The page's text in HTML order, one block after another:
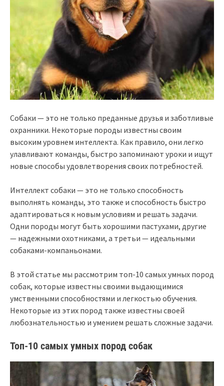
Собаки — это не только преданные друзья и заботливые
охранники. Некоторые породы известны своим
высоким уровнем интеллекта. Как правило, они легко
улавливают команды, быстро запоминают уроки и ищут
новые способы удовлетворения своих потребностей.
Интеллект собаки — это не только способность
выполнять команды, это также и способность быстро
адаптироваться к новым условиям и решать задачи.
Одни породы могут быть хорошими пастухами, другие
— надежными охотниками, а третьи — идеальными
собаками-компаньонами.
В этой статье мы рассмотрим топ-10 самых умных пород
собак, которые известны своими выдающимися
умственными способностями и легкостью обучения.
Некоторые из этих пород также известны своей
любознательностью и умением решать сложные задачи.
Топ-10 самых умных пород собак